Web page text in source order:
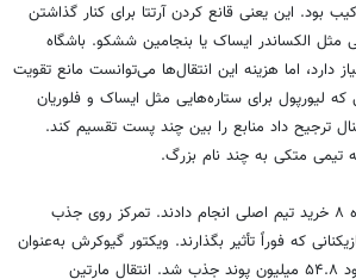
بود. این یعنی قانع کردن آرتتا برای کنار گذاشتن
مثل الکساندر ایساک یا بنجامین ششکو. باشگاه
دارد، اما هزینه این انتقال‌ها می‌توانست مانع تقویت
لیورپول برای ستاره‌هایی مثل ایساک و فلوریان
ترجیح داد منابع را بین چند پست تقسیم کند.
تیمی متکی به چند نام بزرگ.
در نهایت، آن‌ها در آن پنجره ۸ خرید تیم اصلی انجام دادند. تمرکز روی جذب
که فوراً تأثیر بگذارند. ویکتور گیوکرش به‌عنوان
مهاجم نوک با هزینه‌ای حدود ۵۴.۸ میلیون پوند جذب شد. انتقال مارتین